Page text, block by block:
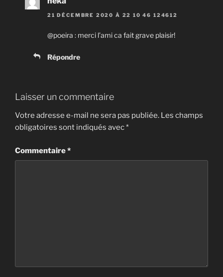
21 DÉCEMBRE 2020 À 22 10 46 124612
@poeira : merci l’ami ca fait grave plaisir!
Répondre
Laisser un commentaire
Votre adresse e-mail ne sera pas publiée. Les champs
obligatoires sont indiqués avec*
Commentaire*